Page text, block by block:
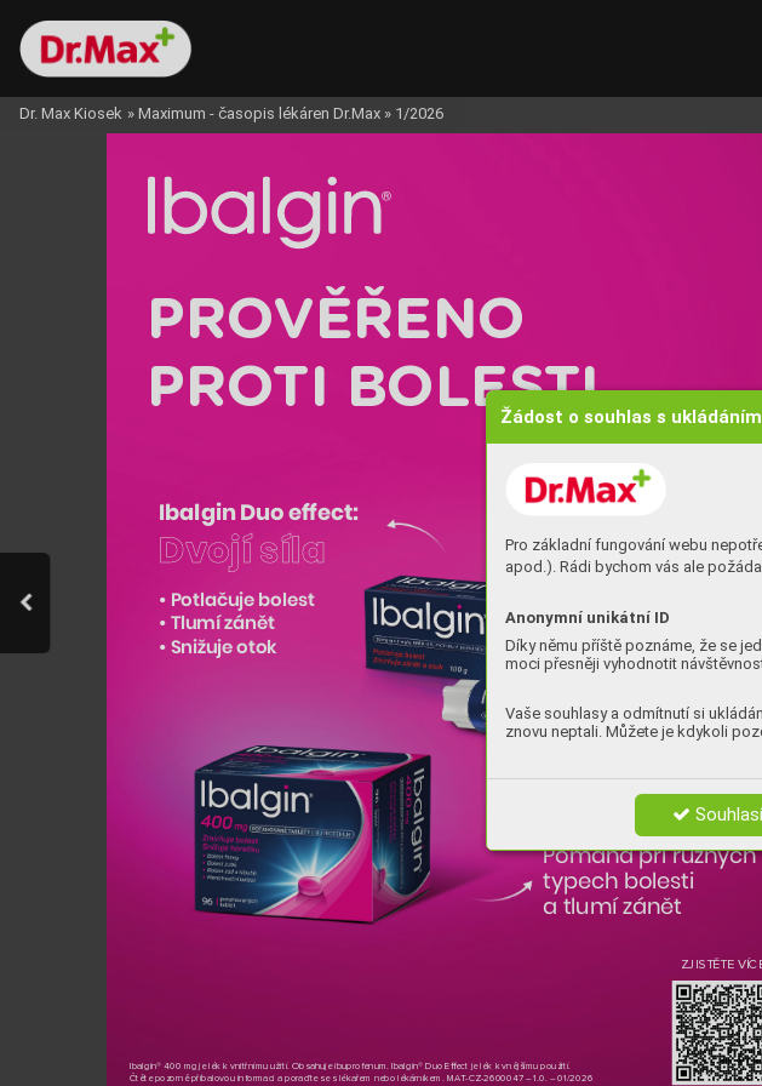
Žádost o souhlas s
Pro základní fungování webu
apod.). Rádi bychom vás ale
Anonymní unikátní ID
Díky němu příště poznáme, že se
moci přesněji vyhodnotit
Vaše souhlasy a odmítnutí si
znovu neptali. Můžete je kdykoli
PROVĚŘENO
PROTI BOLESTI
Ibalgin 400mg:
Pomáhá při různých
typech bolesti
a tlumí zánět
Ibalgin Duo effect:
Dvojí síla
• Potlačuje bolest
• Tlumí zánět
• Snižuje otok
Ibalgin® 400 mg je lék k vnitřnímu užití. Obsahuje ibuprofenum. Ibalgin® Duo Eect je lék k vnějšímu použití.
Čtěte pozorně příbalovou informaci a poraďte se s lékařem nebo lékárníkem. MAT-CZ-2600047 – 1.0. – 01/2026
ZJISTĚTE
Dr. Max Kiosek » Maximum - časopis lékáren Dr.Max » 1/2026